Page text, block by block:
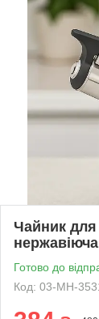
Чайник для
Готово до
Код: 03-MH-